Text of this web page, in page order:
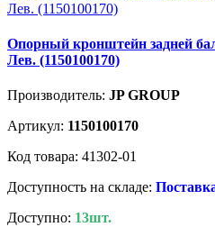
Опорный кронштейн задней
Лев. (1150100170)
Производитель: JP GROUP
Артикул: 1150100170
Код товара: 41302-01
Доступность на складе:
Доступно: 13шт.